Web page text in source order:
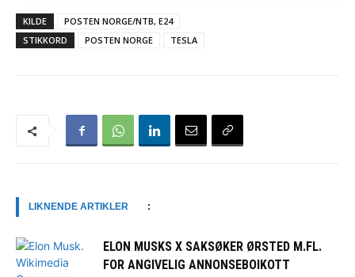
KILDE
POSTEN NORGE/NTB, E24
STIKKORD
POSTEN NORGE TESLA
LIKNENDE ARTIKLER :
ELON MUSKS X SAKSØKER ØRSTED M.FL.
FOR ANGIVELIG ANNONSEBOIKOTT